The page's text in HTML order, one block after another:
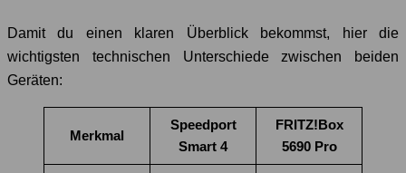
Damit du einen klaren Überblick bekommst, hier die
wichtigsten technischen Unterschiede zwischen beiden
Geräten:
Merkmal
Speedport
Smart 4
FRITZ!Box
5690 Pro